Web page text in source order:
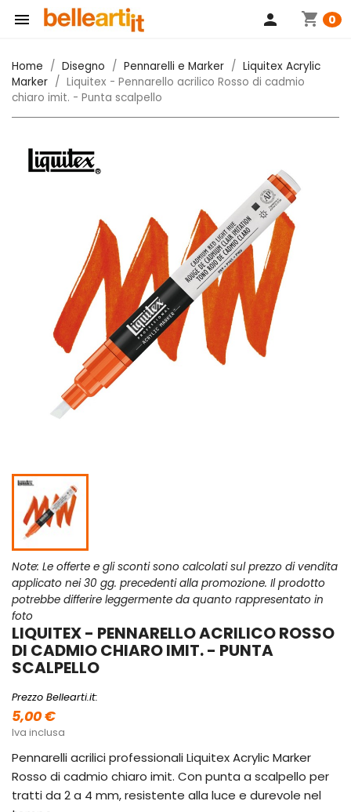
 shopping_cart 0
person
Home Disegno Pennarelli e Marker
Liquitex Acrylic
Marker
Liquitex - Pennarello acrilico Rosso di cadmio
chiaro imit. - Punta scalpello
Note: Le offerte e gli sconti sono calcolati sul prezzo di vendita
applicato nei 30 gg. precedenti alla promozione. Il prodotto
potrebbe differire leggermente da quanto rappresentato in
foto
LIQUITEX - PENNARELLO ACRILICO ROSSO
DI CADMIO CHIARO IMIT. - PUNTA
SCALPELLO
Prezzo Bellearti.it:
5,00 €
Iva inclusa
Pennarelli acrilici professionali Liquitex Acrylic Marker
Rosso di cadmio chiaro imit. Con punta a scalpello per
tratti da 2 a 4 mm, resistente alla luce e durevole nel